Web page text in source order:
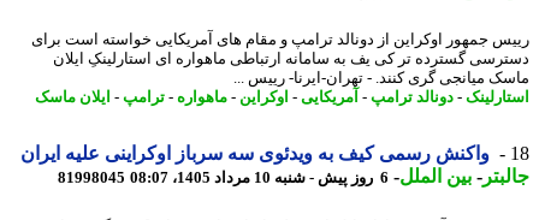
جمهور اوکراین از دونالد ترامپ و مقام های آمریکایی خواسته است برای
گسترده تر کی یف به سامانه ارتباطی ماهواره ای استارلینکِ ایلان
میانجی گری کنند. - تهران-ایرنا- رییس ...
-دونالد ترامپ -آمریکایی-اوکراین- ماهواره- ترامپ -ایلان ماسک
واکنش رسمی کیف به ویدئوی سه سرباز اوکراینی علیه ایران
-بین الملل-6 روز پیش - شنبه 10 مرداد 1405، 08:07 81998045